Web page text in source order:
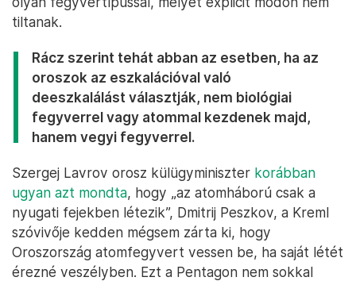
tiltanak.
Rácz szerint tehát abban az esetben, ha az
oroszok az eszkalációval való
deeszkalálást választják, nem biológiai
fegyverrel vagy atommal kezdenek majd,
hanem vegyi fegyverrel.
Szergej Lavrov orosz külügyminiszter korábban
ugyan azt mondta, hogy „az atomháború csak a
nyugati fejekben létezik”, Dmitrij Peszkov, a Kreml
szóvivője kedden mégsem zárta ki, hogy
Oroszország atomfegyvert vessen be, ha saját létét
érezné veszélyben. Ezt a Pentagon nem sokkal